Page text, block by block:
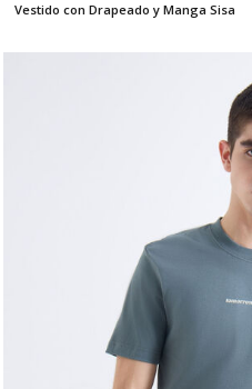
Vestido con Drapeado y Manga Sisa